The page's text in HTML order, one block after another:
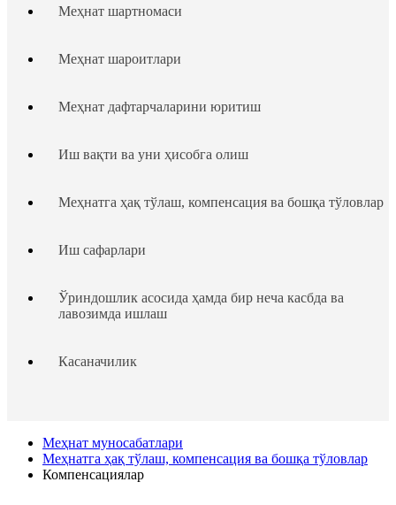
Меҳнат шартномаси
Меҳнат шароитлари
Меҳнат дафтарчаларини юритиш
Иш вақти ва уни ҳисобга олиш
Меҳнатга ҳақ тўлаш, компенсация ва бошқа тўловлар
Иш сафарлари
Ўриндошлик асосида ҳамда бир неча касбда ва
лавозимда ишлаш
Касаначилик
Ходим ва иш берувчининг жавобгарлиги
Меҳнат муносабатлари
Меҳнатга ҳақ тўлаш, компенсация ва бошқа тўловлар
Компенсациялар